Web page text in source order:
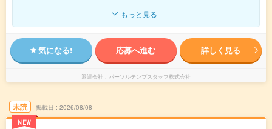
もっと見る
気になる! 応募へ進む 詳しく見る
派遣会社 パーソルテンプスタッフ株式会社
未読
NEW
掲載日 2026/08/08